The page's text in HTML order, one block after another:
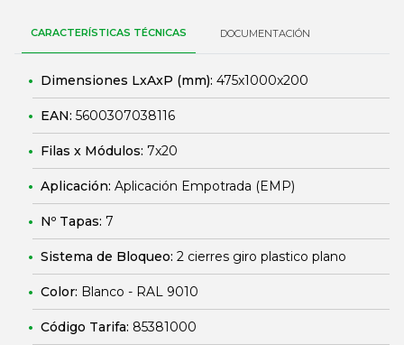
CARACTERÍSTICAS TÉCNICAS DOCUMENTACIÓN
Dimensiones LxAxP (mm): 475x1000x200
EAN: 5600307038116
Filas x Módulos: 7x20
Aplicación: Aplicación Empotrada (EMP)
Nº Tapas: 7
Sistema de Bloqueo: 2 cierres giro plastico plano
Color: Blanco - RAL 9010
Código Tarifa: 85381000